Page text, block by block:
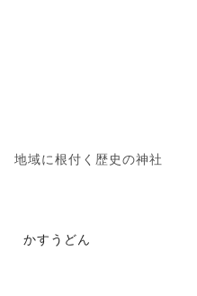
地域に根付く歴史の神社
かすうどん